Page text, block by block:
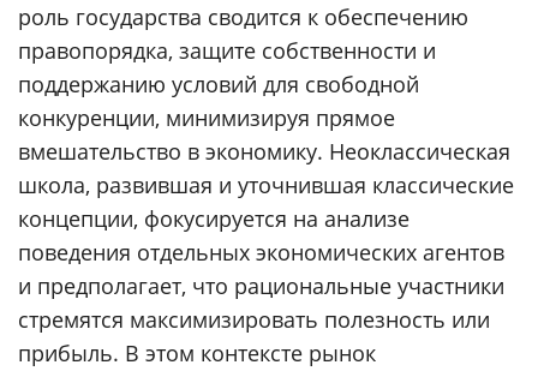
роль государства сводится к обеспечению
правопорядка, защите собственности и
поддержанию условий для свободной
конкуренции, минимизируя прямое
вмешательство в экономику. Неоклассическая
школа, развившая и уточнившая классические
концепции, фокусируется на анализе
поведения отдельных экономических агентов
и предполагает, что рациональные участники
стремятся максимизировать полезность или
прибыль. В этом контексте рынок